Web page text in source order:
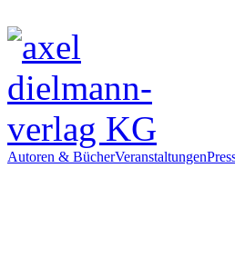
Autoren & BücherVeranstaltungen